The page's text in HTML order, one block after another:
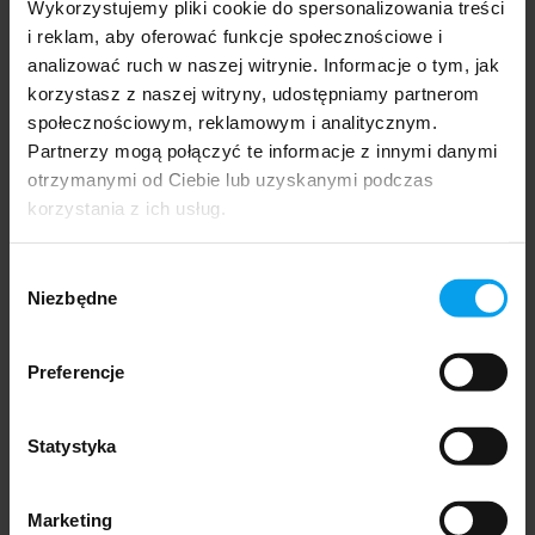
Wykorzystujemy pliki cookie do spersonalizowania treści
i reklam, aby oferować funkcje społecznościowe i
analizować ruch w naszej witrynie. Informacje o tym, jak
korzystasz z naszej witryny, udostępniamy partnerom
społecznościowym, reklamowym i analitycznym.
Partnerzy mogą połączyć te informacje z innymi danymi
otrzymanymi od Ciebie lub uzyskanymi podczas
korzystania z ich usług.
zgody
Niezbędne
Preferencje
Statystyka
Marketing
Masa brutto
Około 42 kg (92,6 funta)
Rama
Materiał
ramy
stop aluminium 6061, wewnętrzna
bateria, konstrukcja typu step-through
Styl ramy
kompaktowy, pełne zawieszenie
hydrauliczny, regulowana blokada,
aluminium i żelazo
20″ × 3,0″ opony hybrydowe miejskie
przebiciem
aluminium o podwójnej ściance, czarne